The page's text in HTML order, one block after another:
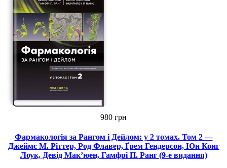
980 грн
Фармакологія за Рангом і Дейлом: у 2 томах. Том 2 —
Джеймс М. Ріттер, Род Флавер, Ґрем Гендерсон, Юн Конг
Лоук, Девід Мак’юен, Гамфрі П. Ранг (9-е видання)